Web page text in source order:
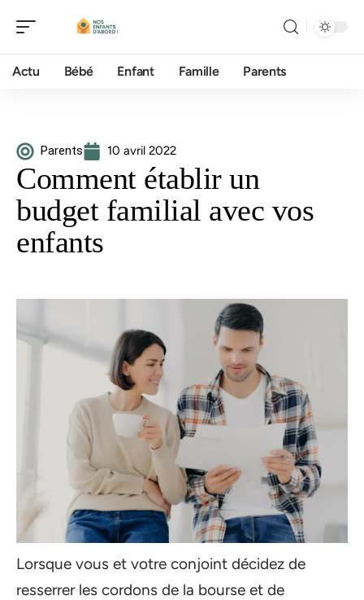
Actu Bébé Enfant Famille Parents
Parents 10 avril 2022
Comment établir un
budget familial avec vos
enfants
Lorsque vous et votre conjoint décidez de
resserrer les cordons de la bourse et de